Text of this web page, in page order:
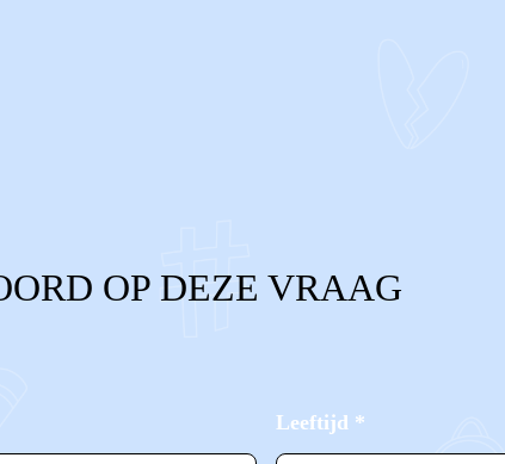
OP DEZE VRAAG
Leeftijd *